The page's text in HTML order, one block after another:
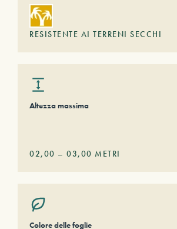
RESISTENTE AI TERRENI SECCHI
Altezza massima
02,00 – 03,00 METRI
Colore delle foglie